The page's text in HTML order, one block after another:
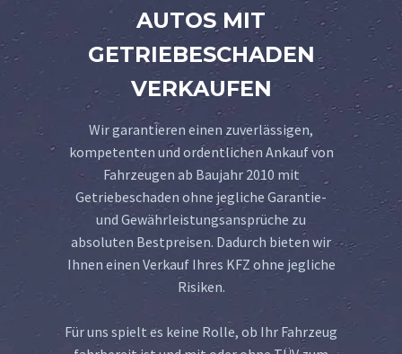
AUTOS MIT
GETRIEBESCHADEN
VERKAUFEN
Wir garantieren einen zuverlässigen,
kompetenten und ordentlichen Ankauf von
Fahrzeugen ab Baujahr 2010 mit
Getriebeschaden ohne jegliche Garantie-
und Gewährleistungsansprüche zu
absoluten Bestpreisen. Dadurch bieten wir
Ihnen einen Verkauf Ihres KFZ ohne jegliche
Risiken.
Für uns spielt es keine Rolle, ob Ihr Fahrzeug